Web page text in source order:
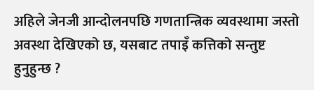
अहिले जेनजी आन्दोलनपछि गणतान्त्रिक व्यवस्थामा जस्तो
अवस्था देखिएको छ, यसबाट तपाइँ कत्तिको सन्तुष्ट
हुनुहुन्छ ?